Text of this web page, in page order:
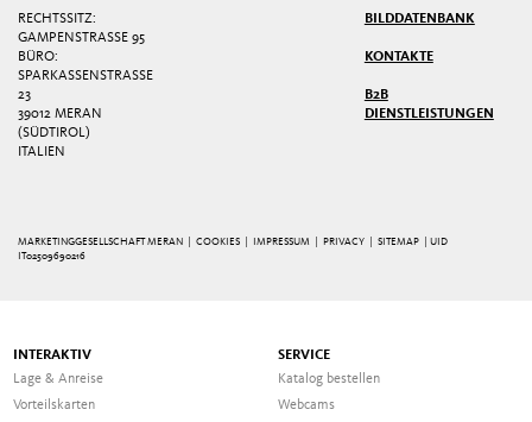
RECHTSSITZ:
GAMPENSTRASSE 95
BÜRO:
SPARKASSENSTRASSE 2
3
39012 MERAN
(SÜDTIROL)
ITALIEN
BILDDATENBANK
KONTAKTE
B2B
DIENSTLEISTUNGEN
MARKETINGGESELLSCHAFT MERAN | COOKIES IMPRESSUM |PRIVACY |SITEMAP
| UID
IT02509690216
INTERAKTIV
Lage & Anreise
Vorteilskarten
SERVICE
Katalog bestellen
Webcams